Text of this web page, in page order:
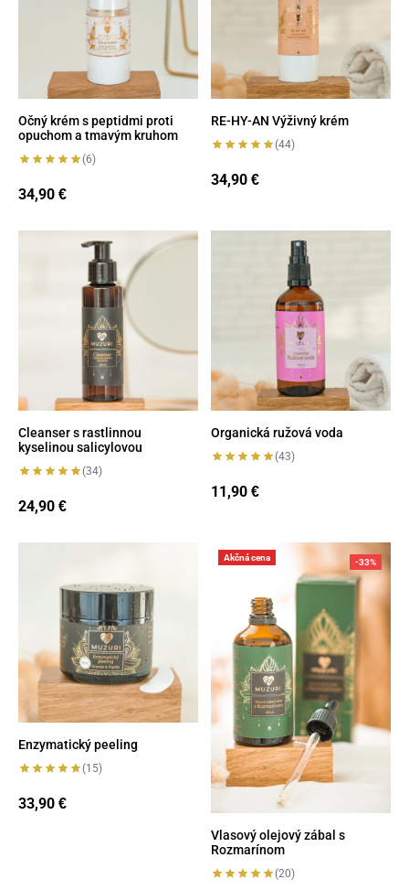
Očný krém s peptidmi proti
opuchom a tmavým kruhom
(6)
34,90 €
RE-HY-AN Výživný krém
(44)
34,90 €
Cleanser s rastlinnou kyselinou salicylovou
Cleanser s rastlinnou
kyselinou salicylovou
(34)
24,90 €
Organická ružová voda
Organická ružová voda
(43)
11,90 €
Enzymatický peeling
(15)
33,90 €
Vlasový olejový zábal s
-33%
Akčná cena
Vlasový olejový zábal s
Rozmarínom
(20)